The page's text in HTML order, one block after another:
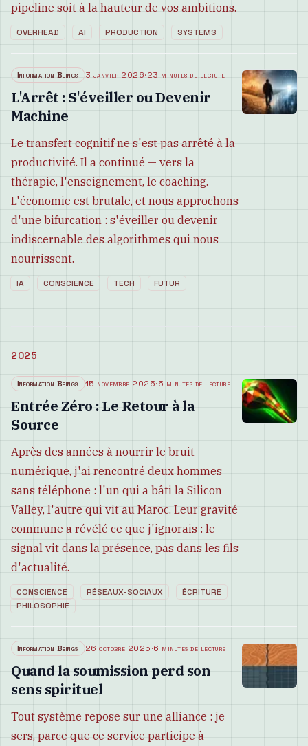
pipeline soit à la hauteur de vos ambitions.
OVERHEAD AI PRODUCTION SYSTEMS
Information Beings 3 janvier 2026·23 minutes de lecture
L'Arrêt : S'éveiller ou Devenir
Machine
Le transfert cognitif ne s'est pas arrêté à la
productivité. Il a continué — vers la
thérapie, l'enseignement, le coaching.
L'économie est brutale, et nous approchons
d'une bifurcation : s'éveiller ou devenir
indiscernable des algorithmes qui nous
nourrissent.
IA CONSCIENCE TECH FUTUR
2025
Information Beings 15 novembre 2025·5 minutes de lecture
Entrée Zéro : Le Retour à la
Source
Après des années à nourrir le bruit
numérique, j'ai rencontré deux hommes
sans téléphone : l'un qui a bâti la Silicon
Valley, l'autre qui vit au Maroc. Leur gravité
commune a révélé ce que j'ignorais : le
signal vit dans la présence, pas dans les fils
d'actualité.
CONSCIENCE RÉSEAUX-SOCIAUX
ÉCRITURE
PHILOSOPHIE
Information Beings 26 octobre 2025·6 minutes de lecture
Quand la soumission perd son
sens spirituel
Tout système repose sur une alliance : je
sers, parce que ce service participe à